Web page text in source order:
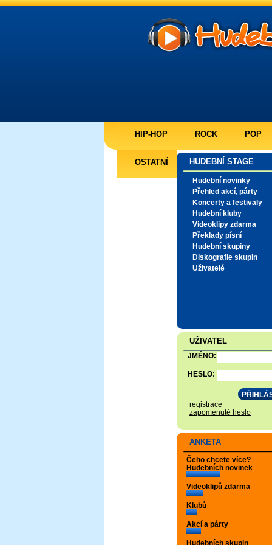
HIP-HOP ROCK POP
OSTATNÍ HUDEBNÍ STAGE
Hudební novinky
Přehled akcí, párty
Koncerty a festivaly
Hudební kluby
Videoklipy zdarma
Překlady písní
Hudební skupiny
Diskografie skupin
Uživatelé
UŽIVATEL
JMÉNO:
HESLO:
registrace
zapomenuté heslo
ANKETA
Čeho chcete více?
Hudebních novinek
Videoklipů zdarma
Klubů
Akcí a párty
Hudebních skupin